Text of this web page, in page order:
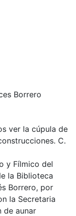
Borrero
ver la cúpula de
C.
y Fílmico del
la Biblioteca
Borrero, por
la Secretaria
de aunar